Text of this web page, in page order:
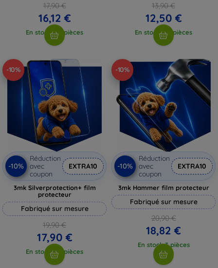
17,90 €
16,12 €
En stock > 5 pièces
13,90 €
12,50 €
En stock > 5 pièces
-10%
-10%
Réduction
avec
coupon
EXTRA10
3mk Silverprotection+ film
protecteur
Fabriqué sur mesure
19,90 €
17,90 €
En stock > 5 pièces
-10%
-10%
Réduction
avec
coupon
EXTRA10
3mk Hammer film protecteur
Fabriqué sur mesure
20,90 €
18,82 €
En stock 3 pièces